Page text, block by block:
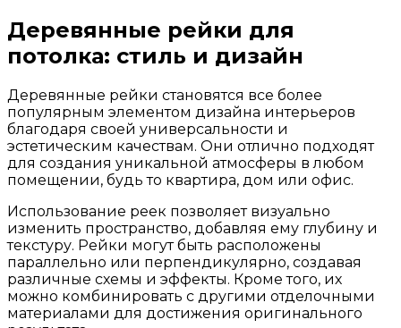
Деревянные рейки для
потолка: стиль и дизайн
Деревянные рейки становятся все более
популярным элементом дизайна интерьеров
благодаря своей универсальности и
эстетическим качествам. Они отлично подходят
для создания уникальной атмосферы в любом
помещении, будь то квартира, дом или офис.
Использование реек позволяет визуально
изменить пространство, добавляя ему глубину и
текстуру. Рейки могут быть расположены
параллельно или перпендикулярно, создавая
различные схемы и эффекты. Кроме того, их
можно комбинировать с другими отделочными
материалами для достижения оригинального